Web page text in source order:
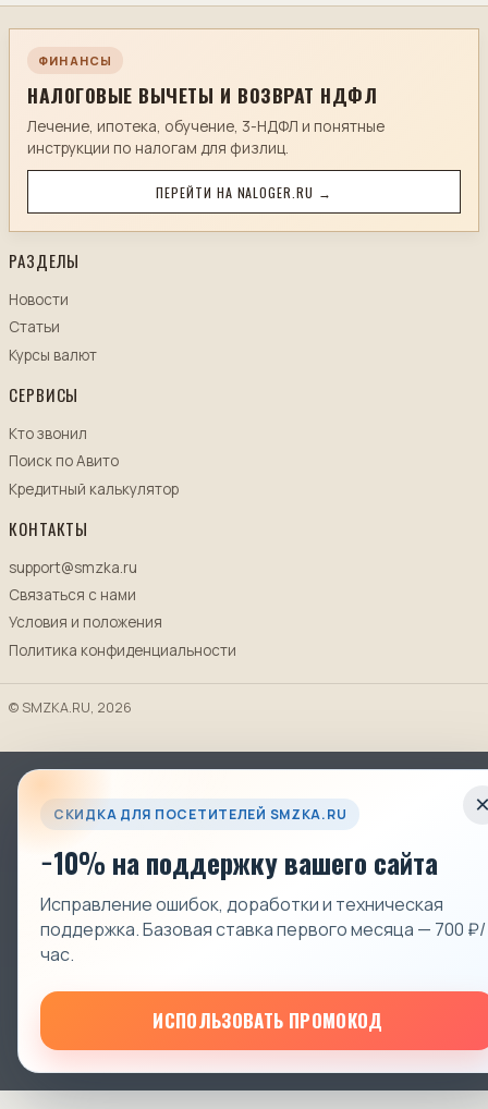
ФИНАНСЫ
НАЛОГОВЫЕ ВЫЧЕТЫ И ВОЗВРАТ НДФЛ
Лечение, ипотека, обучение, 3-НДФЛ и понятные
инструкции по налогам для физлиц.
ПЕРЕЙТИ НА NALOGER.RU →
РАЗДЕЛЫ
Новости
Статьи
Курсы валют
СЕРВИСЫ
Кто звонил
Поиск по Авито
Кредитный калькулятор
КОНТАКТЫ
support@smzka.ru
Связаться с нами
Условия и положения
Политика конфиденциальности
© SMZKA.RU, 2026
СКИДКА ДЛЯ ПОСЕТИТЕЛЕЙ SMZKA.RU
−10% на поддержку вашего сайта
Исправление ошибок, доработки и техническая
поддержка. Базовая ставка первого месяца — 700 ₽/
час.
ИСПОЛЬЗОВАТЬ ПРОМОКОД